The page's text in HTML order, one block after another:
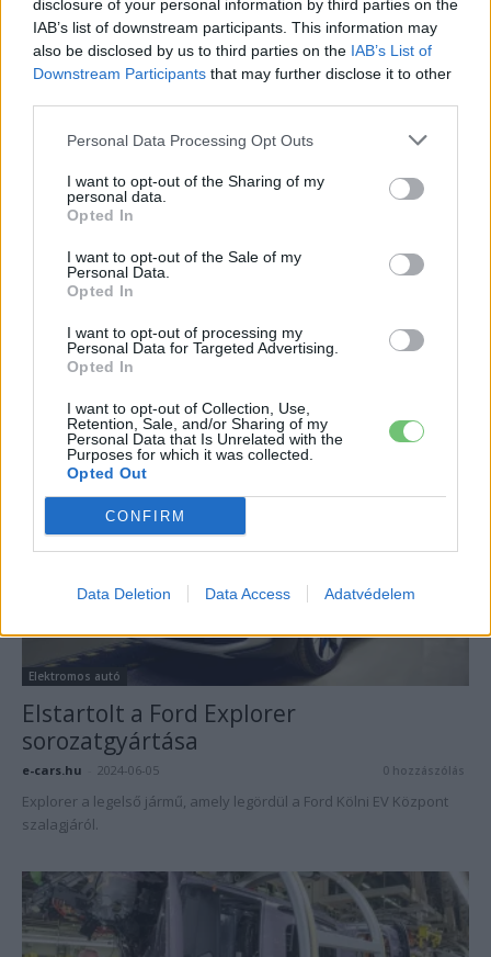
disclosure of your personal information by third parties on the
IAB’s list of downstream participants. This information may
also be disclosed by us to third parties on the IAB’s List of
Downstream Participants that may further disclose it to other
Personal Data Processing Opt Outs
I want to opt-out of the Sharing of my
personal data.
Opted In
I want to opt-out of the Sale of my
Personal Data.
Opted In
I want to opt-out of processing my
Personal Data for Targeted Advertising.
Opted In
I want to opt-out of Collection, Use,
Retention, Sale, and/or Sharing of my
Personal Data that Is Unrelated with the
Purposes for which it was collected.
Opted Out
CONFIRM
Data Deletion Data Access Adatvédelem
Legalábbis egy helyi hírportál közlése szerint.
Elektromos autó
Megkezdődött a teljesen elektromos
Ford Capri sorozatgyártása
Méghozzá Kölnben.
Elektromos autó
Elstartolt a Ford Explorer
sorozatgyártása
e-cars.hu 2024-06-05 0 hozzászólás
Explorer a legelső jármű, amely legördül a Ford Kölni EV Központ
szalagjáról.